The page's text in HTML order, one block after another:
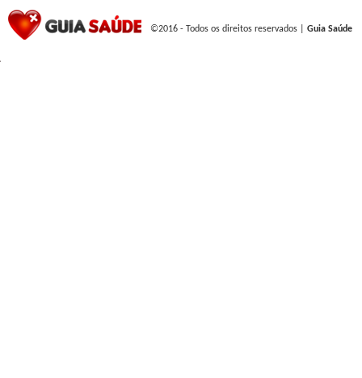
©2016 - Todos os direitos reservados | Guia Saúde